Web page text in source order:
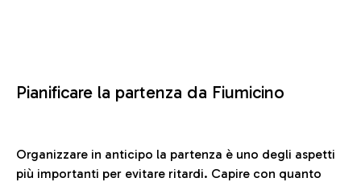
Pianificare la partenza da Fiumicino
Organizzare in anticipo la partenza è uno degli aspetti
più importanti per evitare ritardi. Capire con quanto